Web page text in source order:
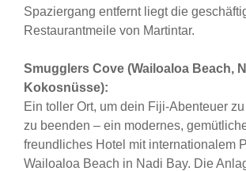
Spaziergang entfernt liegt die
Restaurantmeile von Martintar.
Smugglers Cove (Wailoaloa Beach,
Kokosnüsse):
Ein toller Ort, um dein Fiji-Abenteuer
zu beenden – ein modernes,
freundliches Hotel mit internationalem
Wailoaloa Beach in Nadi Bay. Die